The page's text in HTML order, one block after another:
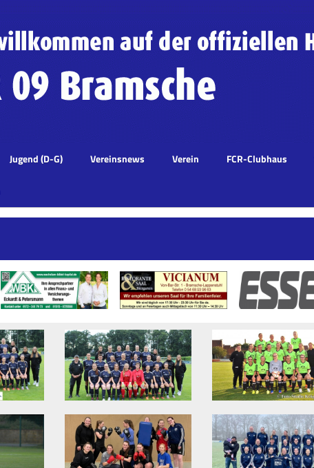
Jugend (D-G) Vereinsnews Verein FCR-Clubhaus